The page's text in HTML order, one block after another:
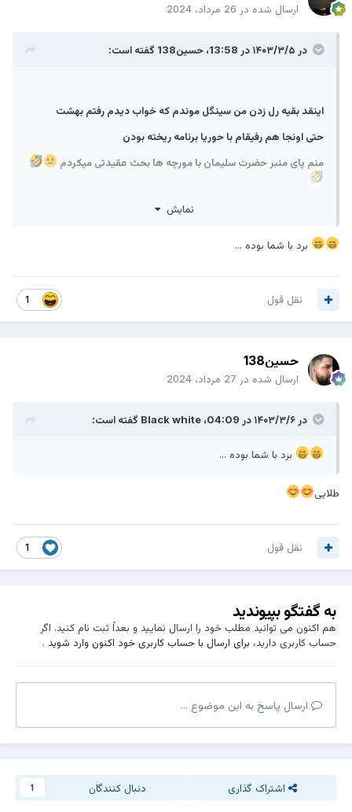
ارسال شده در 26 مرداد، 2024
در ۱۴۰۳/۳/۵ در 13:58، حسین138 گفته است:
‏اینقد بقیه رل زدن من سینگل موندم که خواب دیدم رفتم بهشت
حتی اونجا هم رفیقام با حوریا برنامه ریخته بودن
منم پای منبر حضرت سلیمان با مورچه ها بحث عقیدتی میکردم
نمایش
برد با شما بوده ...
نقل قول
حسین138
ارسال شده در 27 مرداد، 2024
در ۱۴۰۳/۳/۶ در 04:09، Black whiteگفته است:
برد با شما بوده ...
طلایی
نقل قول
به گفتگو بپیوندید
هم اکنون می توانید مطلب خود را ارسال نمایید و بعداً ثبت نام کنید. اگر
حساب کاربری دارید، برای ارسال با حساب کاربری خود اکنون وارد شوید.
ارسال پاسخ به این موضوع ...
اشتراک گذاری دنبال کنندگان